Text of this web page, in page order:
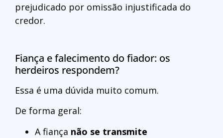
prejudicado por omissão injustificada do
credor.
Fiança e falecimento do fiador: os
herdeiros respondem?
Essa é uma dúvida muito comum.
De forma geral:
A fiança não se transmite